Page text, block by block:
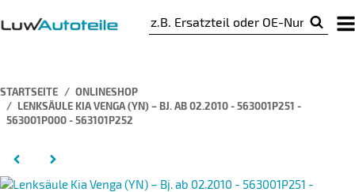
STARTSEITE
ONLINESHOP
LENKSÄULE KIA VENGA (YN) – BJ. AB 02.2010 - 563001P251 -
563001P000 - 563101P252